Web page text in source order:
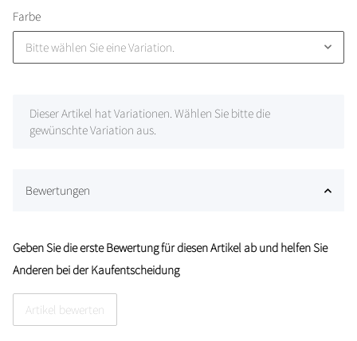
Farbe
Bitte wählen Sie eine Variation.
xDieser Artikel hat Variationen. Wählen Sie bitte die
gewünschte Variation aus.
Bewertungen
Geben Sie die erste Bewertung für diesen Artikel ab und helfen Sie
Anderen bei der Kaufentscheidung
Artikel bewerten